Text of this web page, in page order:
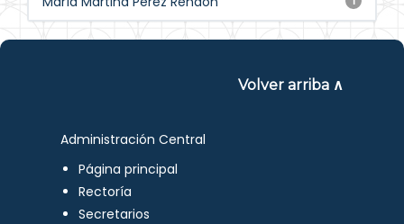
Volver arriba ∧
Administración Central
Página principal
Rectoría
Secretarios